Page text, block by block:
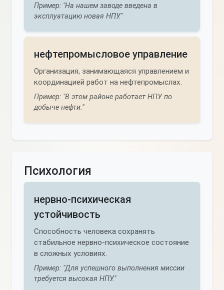
Пример: "На нашем заводе введена в
эксплуатацию новая НПУ."
нефтепромысловое управление
Организация, занимающаяся управлением и
координацией работ на нефтепромыслах.
Пример: "В этом районе работает НПУ по
добыче нефти."
Психология
нервно-психическая
устойчивость
Способность человека сохранять
стабильное нервно-психическое состояние
в сложных условиях.
Пример: "Для успешного выполнения миссии
требуется высокая НПУ."